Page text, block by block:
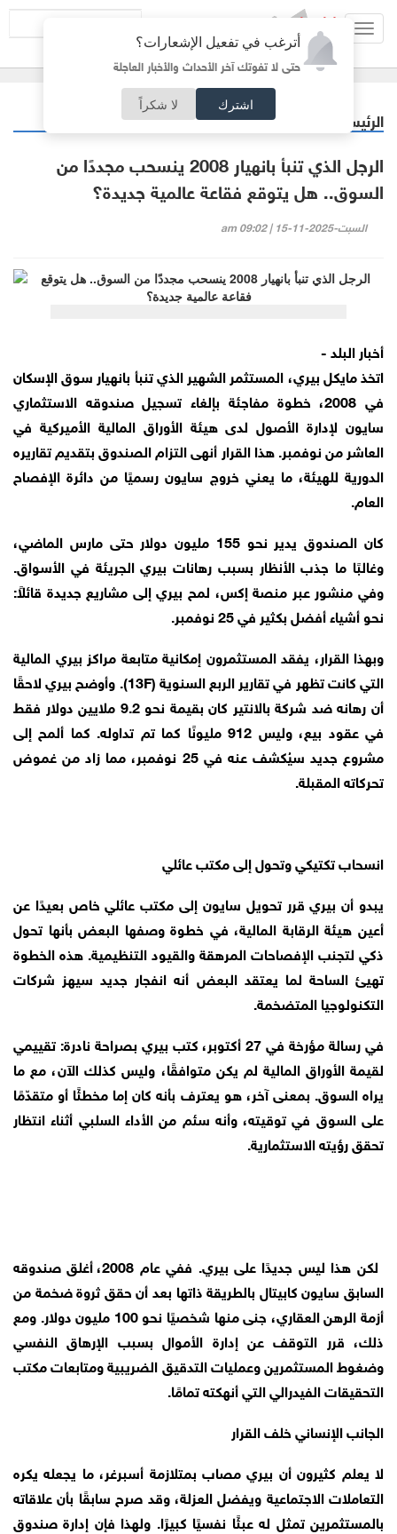
أترغب في تفعيل الإشعارات؟
حتى لا تفوتك آخر الأحداث والأخبار العاجلة
اشترك لا شكراً
الرئيسية
الرجل الذي تنبأ بانهيار 2008 ينسحب مجددًا من
السوق.. هل يتوقع فقاعة عالمية جديدة؟
السبت-2025-11-15 | 09:02 am
أخبار البلد -
اتخذ مايكل بيري، المستثمر الشهير الذي تنبأ بانهيار سوق الإسكان
في 2008، خطوة مفاجئة بإلغاء تسجيل صندوقه الاستثماري
سايون لإدارة الأصول لدى هيئة الأوراق المالية الأميركية في
العاشر من نوفمبر. هذا القرار أنهى التزام الصندوق بتقديم تقاريره
الدورية للهيئة، ما يعني خروج سايون رسميًا من دائرة الإفصاح
العام.
كان الصندوق يدير نحو 155 مليون دولار حتى مارس الماضي،
وغالبًا ما جذب الأنظار بسبب رهانات بيري الجريئة في الأسواق.
وفي منشور عبر منصة إكس، لمح بيري إلى مشاريع جديدة قائلاً:
نحو أشياء أفضل بكثير في 25 نوفمبر.
وبهذا القرار، يفقد المستثمرون إمكانية متابعة مراكز بيري المالية
التي كانت تظهر في تقارير الربع السنوية (13F). وأوضح بيري لاحقًا
أن رهانه ضد شركة بالانتير كان بقيمة نحو 9.2 ملايين دولار فقط
في عقود بيع، وليس 912 مليونًا كما تم تداوله. كما ألمح إلى
مشروع جديد سيُكشف عنه في 25 نوفمبر، مما زاد من غموض
تحركاته المقبلة.
انسحاب تكتيكي وتحول إلى مكتب عائلي
يبدو أن بيري قرر تحويل سايون إلى مكتب عائلي خاص بعيدًا عن
أعين هيئة الرقابة المالية، في خطوة وصفها البعض بأنها تحول
ذكي لتجنب الإفصاحات المرهقة والقيود التنظيمية. هذه الخطوة
تهيئ الساحة لما يعتقد البعض أنه انفجار جديد سيهز شركات
التكنولوجيا المتضخمة.
في رسالة مؤرخة في 27 أكتوبر، كتب بيري بصراحة نادرة: تقييمي
لقيمة الأوراق المالية لم يكن متوافقًا، وليس كذلك الآن، مع ما
يراه السوق. بمعنى آخر، هو يعترف بأنه كان إما مخطئًا أو متقدّمًا
على السوق في توقيته، وأنه سئم من الأداء السلبي أثناء انتظار
تحقق رؤيته الاستثمارية.
لكن هذا ليس جديدًا على بيري. ففي عام 2008، أغلق صندوقه
السابق سايون كابيتال بالطريقة ذاتها بعد أن حقق ثروة ضخمة من
أزمة الرهن العقاري، جنى منها شخصيًا نحو 100 مليون دولار. ومع
ذلك، قرر التوقف عن إدارة الأموال بسبب الإرهاق النفسي
وضغوط المستثمرين وعمليات التدقيق الضريبية ومتابعات مكتب
التحقيقات الفيدرالي التي أنهكته تمامًا.
الجانب الإنساني خلف القرار
لا يعلم كثيرون أن بيري مصاب بمتلازمة أسبرغر، ما يجعله يكره
التعاملات الاجتماعية ويفضل العزلة، وقد صرح سابقًا بأن علاقاته
بالمستثمرين تمثل له عبئًا نفسيًا كبيرًا. ولهذا فإن إدارة صندوق